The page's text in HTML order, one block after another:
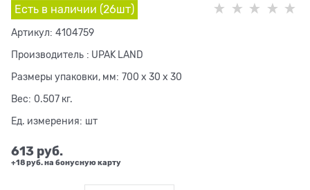
Есть в наличии (26шт)
Артикул: 4104759
Производитель : UPAK LAND
Размеры упаковки, мм: 700 x 30 x 30
Вес: 0.507 кг.
Ед. измерения: шт
613 руб.
+18 руб. на бонусную карту